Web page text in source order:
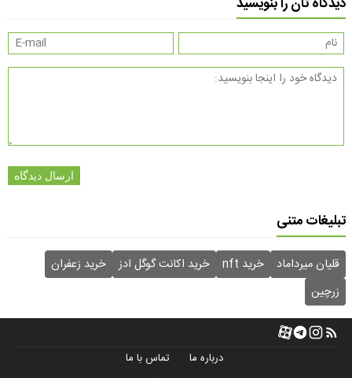
ارسال دیدگاه
تبلیغات متنی
قلیان میرداماد خرید nft خرید اکانت گوگل ادز
خرید زعفران
زرچین
درباره ما
تماس با ما